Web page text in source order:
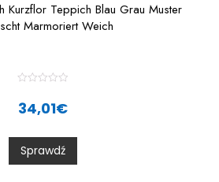
Kurzflor Teppich Blau Grau Muster
Marmoriert Weich
a
t
0
o
u
t
34,01€
Sprawdź